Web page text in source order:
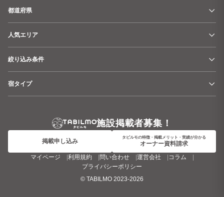
都道府県
人気エリア
絞り込み条件
宿タイプ
施設掲載者募集！
掲載申し込み
タビルモの特徴・掲載メリット・実績が分かる
オーナー資料請求
マイページ
利用規約 問い合わせ 運営会社
コラム
プライバシーポリシー
© TABILMO 2023-2026